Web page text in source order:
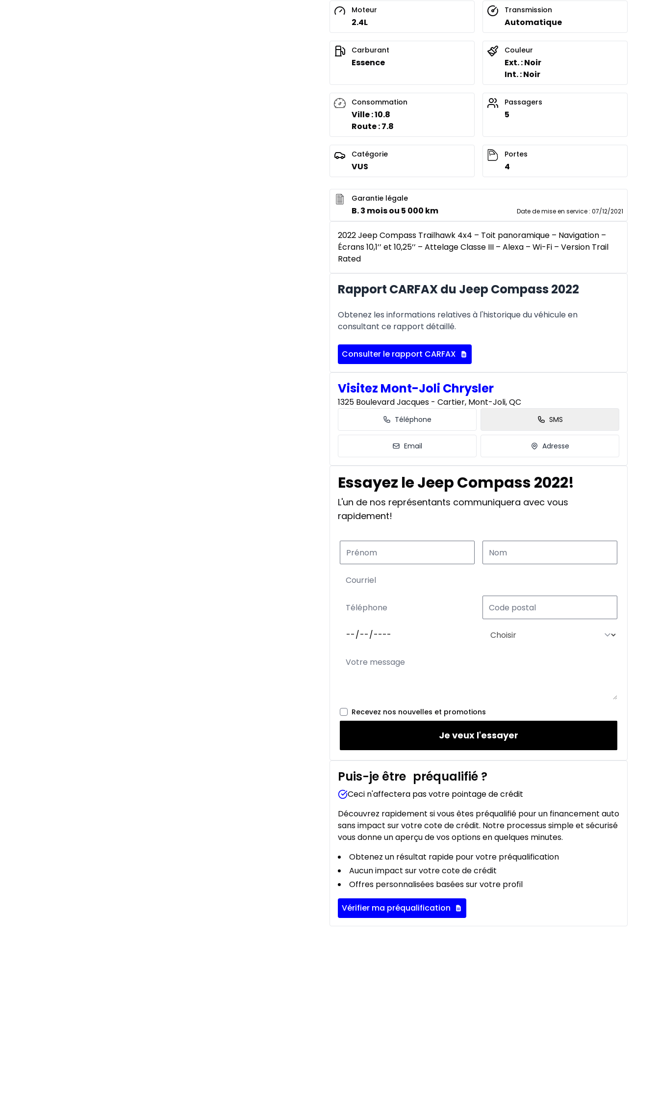
Moteur
2.4L
Transmission
Automatique
Carburant
Essence
Couleur
Ext. : Noir
Int. : Noir
Consommation
Ville : 10.8
Route : 7.8
Passagers
5
Catégorie
VUS
Portes
4
Garantie légale
B. 3 mois ou 5 000 km Date de mise en service : 07/12/2021
2022 Jeep Compass Trailhawk 4x4 – Toit panoramique – Navigation –
Écrans 10,1’’ et 10,25’’ – Attelage Classe III – Alexa – Wi-Fi – Version Trail
Rated
Rapport CARFAX du Jeep Compass 2022
Obtenez les informations relatives à l'historique du véhicule en
consultant ce rapport détaillé.
Consulter le rapport CARFAX
Visitez Mont-Joli Chrysler
1325 Boulevard Jacques - Cartier, Mont-Joli, QC
Téléphone SMS
Email Adresse
Essayez le Jeep Compass 2022!
L'un de nos représentants communiquera avec vous
rapidement!
Recevez nos nouvelles et promotions
Je veux l'essayer
Puis-je être préqualifié ?
Ceci n'affectera pas votre pointage de crédit
Découvrez rapidement si vous êtes préqualifié pour un financement auto
sans impact sur votre cote de crédit. Notre processus simple et sécurisé
vous donne un aperçu de vos options en quelques minutes.
Obtenez un résultat rapide pour votre préqualification
Aucun impact sur votre cote de crédit
Offres personnalisées basées sur votre profil
Vérifier ma préqualification